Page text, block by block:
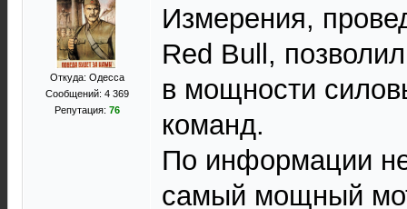
Откуда: Одесса
Сообщений: 4 369
Репутация: 76
Измерения,
Red Bull,
в мощности
команд.
По информации
самый мощный